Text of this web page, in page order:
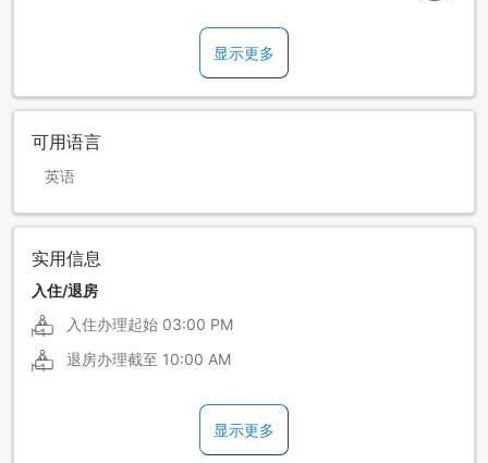
显示更多
可用语言
英语
实用信息
入住/退房
入住办理起始 03:00 PM
退房办理截至 10:00 AM
显示更多